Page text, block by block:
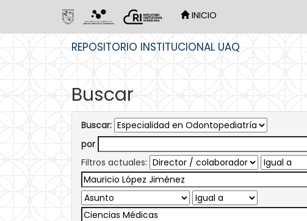
INICIO
REPOSITORIO INSTITUCIONAL UAQ
Buscar
Buscar:
por
Filtros actuales: